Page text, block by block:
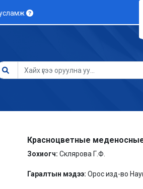
Красноцветные
Зохиогч:Склярова Г.Ф.
Гаралтын мэдээ:Орос изд-во